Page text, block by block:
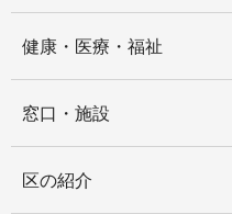
健康・医療・福祉
窓口・施設
区の紹介